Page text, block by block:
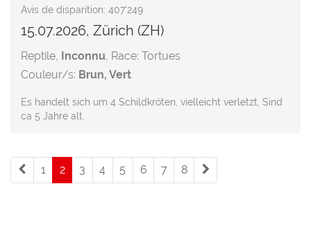
Avis de disparition: 407'249
15.07.2026, Zürich (ZH)
Reptile, Inconnu, Race: Tortues
Couleur/s: Brun, Vert
Es handelt sich um 4 Schildkröten, vielleicht verletzt, Sind
ca 5 Jahre alt.
1 2(current)
3 4 5 6 7 8